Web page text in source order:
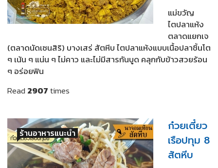
แม่ขวัญ
ไตปลาแห้ง
ตลาดแยกเจ
(ตลาดนัดเซนสิริ) บางเสร่ สัตหีบ ไตปลาแห้งแบบเนื้อปลาชิ้นโต
ๆ เน้น ๆ แน่น ๆ ไม่คาว และไม่มีสารกันบูด คลุกกับข้าวสวยร้อน
ๆ อร่อยฟิน
Read 2907times
ร้านอาหารแนะนำ
ก๋วยเตี๋ยว
เรือปทุม 8
สัตหีบ